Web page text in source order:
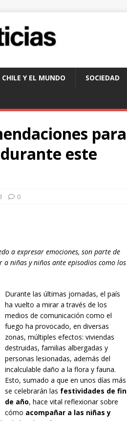
CHILE Y EL MUNDO SOCIEDAD
para
este
0
a expresar emociones, son parte de
niñas y niños ante episodios como los
Durante las últimas jornadas, el país
ha vuelto a mirar a través de los
medios de comunicación como el
fuego ha provocado, en diversas
zonas, múltiples efectos: viviendas
destruidas, familias albergadas y
personas lesionadas, además del
incalculable daño a la flora y fauna.
Esto, sumado a que en unos días más
se celebrarán las festividades de fin
de año, hace vital reflexionar sobre
cómo acompañar a las niñas y